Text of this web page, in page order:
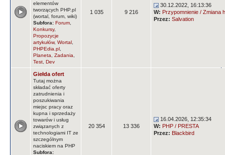
elementów
tworzących PHP.pl
(wortal, forum, wiki)
Subfora: Forum
Konkursy,
Propozycje
artykułów, Wortal
PHPEdia.pl
Planeta
Zadania
Test Dev
1 035 9 216
30.12.2022, 16:13:36
W: Przypomnienie / Zmiana
Przez: Salvation
Giełda ofert
Tutaj można
składać oferty
zatrudnienia i
poszukiwania
miejsc pracy oraz
kupna i sprzedaży
towarów i usług
związanych z
technologiami IT ze
szczególnym
naciskiem na PHP
Subfora:
20 354 13 336
16.04.2026, 12:35:34
W: PHP / PRESTA
Przez: Blackbird